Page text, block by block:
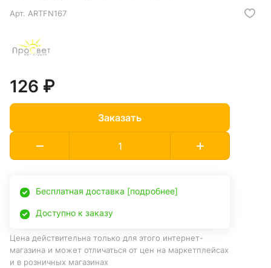
Арт. ARTFN167
126 ₽
Заказать
Бесплатная доставка [подробнее]
Доступно к заказу
Цена действительна только для этого интернет-
магазина и может отличаться от цен на маркетплейсах
и в розничных магазинах